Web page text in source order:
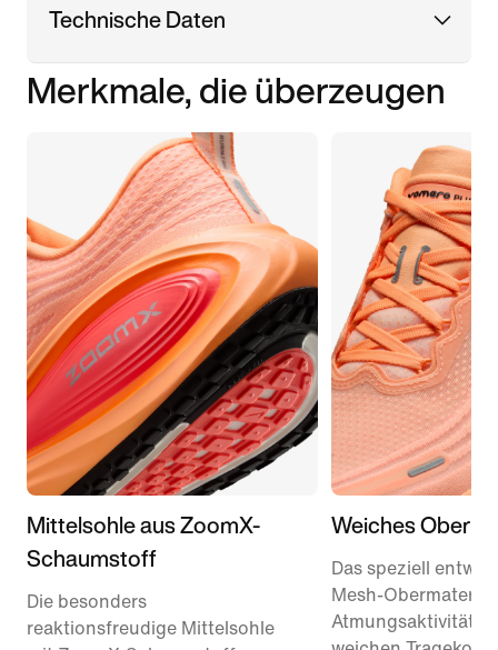
Technische Daten
Merkmale, die überzeugen
Mittelsohle aus ZoomX-
Schaumstoff
Die besonders
reaktionsfreudige Mittelsohle
Weiches
Das speziell
Mesh-
Atmungsaktivität